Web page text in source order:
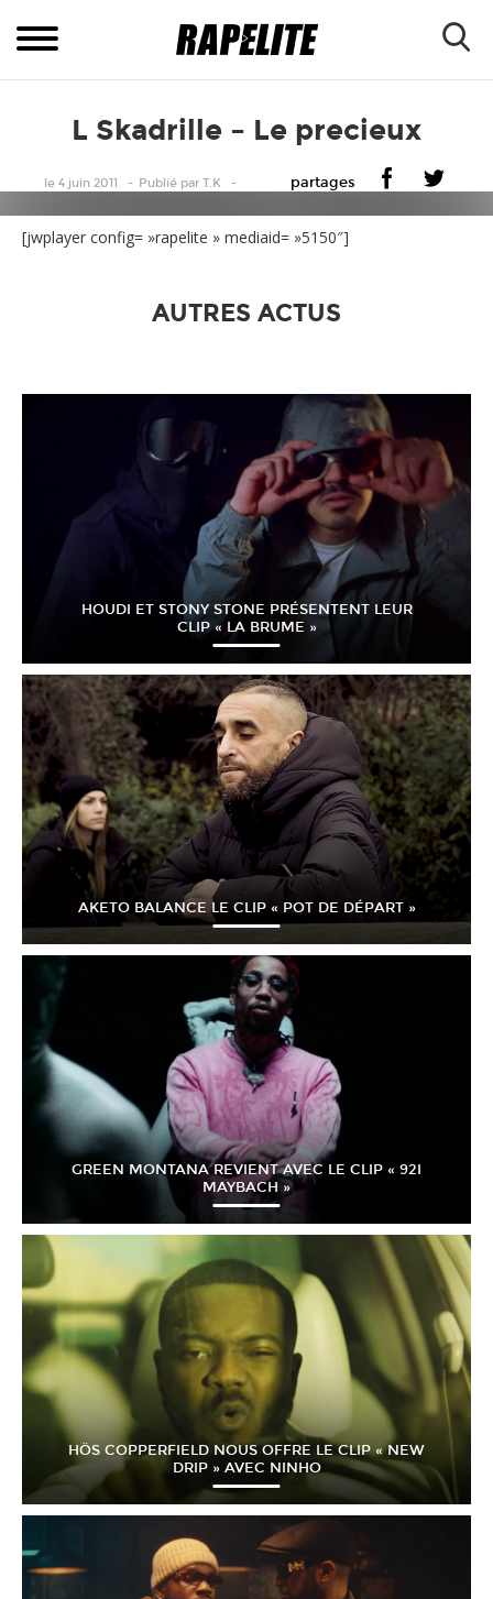
L Skadrille – Le precieux
le 4 juin 2011 Publiépar T.K partages
[jwplayer config= »rapelite » mediaid= »5150″]
AUTRES ACTUS
HOUDI ET STONY STONE PRÉSENTENT LEUR
CLIP « LA BRUME »
AKETO BALANCE LE CLIP « POT DE DÉPART »
GREEN MONTANA REVIENT AVEC LE CLIP « 92I
MAYBACH »
HÖS COPPERFIELD NOUS OFFRE LE CLIP « NEW
DRIP » AVEC NINHO